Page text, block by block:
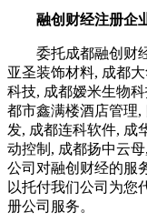
融创财经注册企
委托成都融创财经
亚圣装饰材料, 成都
科技, 成都嫒米生物
都市鑫满楼酒店管理,
发, 成都连科软件, 成
动控制, 成都扬中云
公司对融创财经的服
以托付我们公司为您
册公司服务。